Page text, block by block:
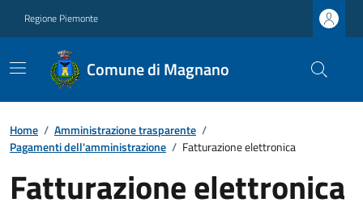
Regione Piemonte
Comune di Magnano
Home / Amministrazione trasparente /
Pagamenti dell'amministrazione / Fatturazione elettronica
Fatturazione elettronica